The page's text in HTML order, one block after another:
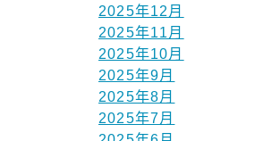
2025年12月
2025年11月
2025年10月
2025年9月
2025年8月
2025年7月